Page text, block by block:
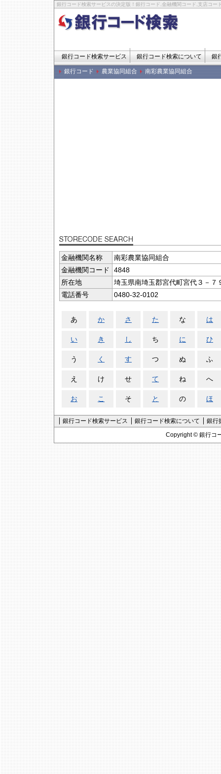
銀行コード検索サービスの決定版！銀行コード,金融機関コード,支店コー
銀行コード検索サービス 銀行コード検索について 銀
銀行コード 農業協同組合 南彩農業協同組合
金融機関名称
南彩農業協同組合
金融機関コード
4848
所在地
埼玉県南埼玉郡宮代町宮代３－７
電話番号
0480-32-0102
あ か さ た な は
い き し ち に ひ
う く す つ ぬ ふ
え け せ て ね へ
お こ そ と の ほ
銀行コード検索サービス 銀行コード検索について
銀行
Copyright © 銀行コ